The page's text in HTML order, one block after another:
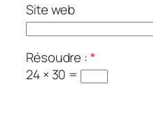
Site web
Résoudre :*
24 × 30 =